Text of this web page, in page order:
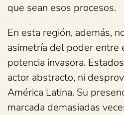
que sean esos procesos.
En esta región, además,
asimetría del poder entre
potencia invasora.
actor abstracto, ni
América Latina. Su
marcada demasiadas